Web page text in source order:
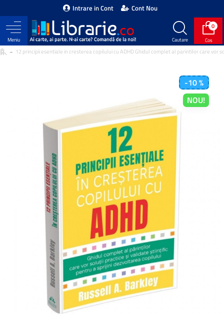
Intrare in Cont Cont Nou
0
12 principii esentiale in cresterea copilului cu ADHD Ghidul complet al parintilor care
NOU!
-10 %